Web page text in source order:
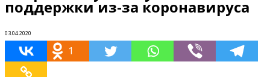
поддержки из-за коронавируса
03.04.2020
1